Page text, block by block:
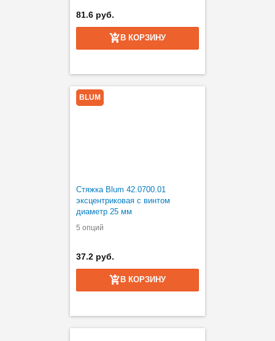
81.6 руб.
В КОРЗИНУ
BLUM
Стяжка Blum 42.0700.01
эксцентриковая с винтом
диаметр 25 мм
5 опций
37.2 руб.
В КОРЗИНУ